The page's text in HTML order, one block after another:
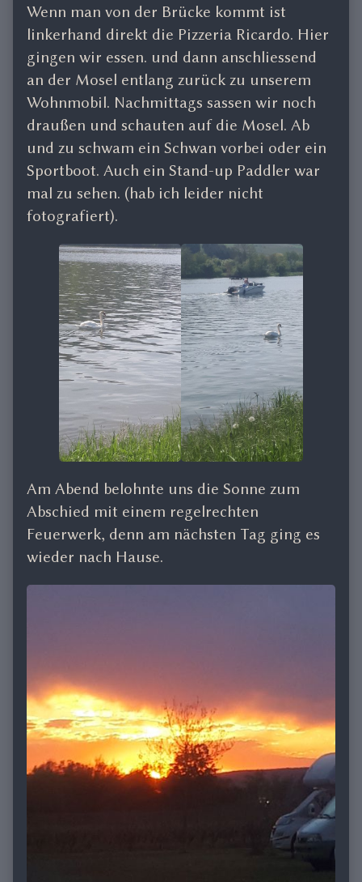
Wenn man von der Brücke kommt ist
linkerhand direkt die Pizzeria Ricardo. Hier
gingen wir essen. und dann anschliessend
an der Mosel entlang zurück zu unserem
Wohnmobil. Nachmittags sassen wir noch
draußen und schauten auf die Mosel. Ab
und zu schwam ein Schwan vorbei oder ein
Sportboot. Auch ein Stand-up Paddler war
mal zu sehen. (hab ich leider nicht
fotografiert).
Am Abend belohnte uns die Sonne zum
Abschied mit einem regelrechten
Feuerwerk, denn am nächsten Tag ging es
wieder nach Hause.